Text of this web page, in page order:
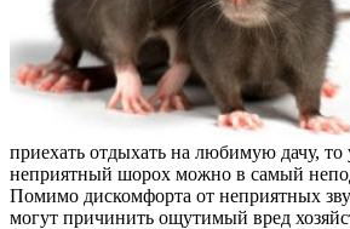
приехать отдыхать на любимую дачу, то
неприятный шорох можно в самый
Помимо дискомфорта от неприятных
могут причинить ощутимый вред